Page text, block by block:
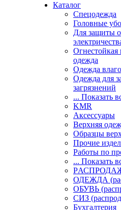
Каталог
Спецодежда
Головные
Для защиты
Огнестойкая
одежда
Одежда
Одежда для
загрязнений
... Показать
KMR
Аксессуары
Верхняя
Образцы
Прочие
Работы по
... Показать
ОДЕЖДА
ОБУВЬ
СИЗ
Бухгалтерия